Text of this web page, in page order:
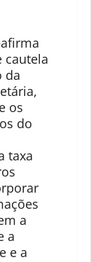
cautela
da
os
do
taxa
a
a
e a